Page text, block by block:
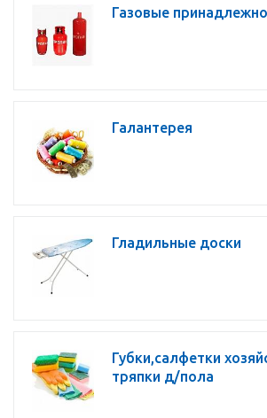
Газовые
Галантерея
Гладильные доски
Губки,салфетки
тряпки д/пола